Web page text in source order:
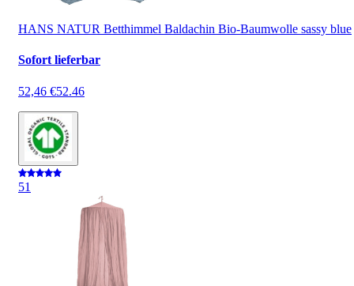
HANS NATUR Betthimmel Baldachin Bio-Baumwolle sassy blue
Sofort lieferbar
52,46 €52.46
51